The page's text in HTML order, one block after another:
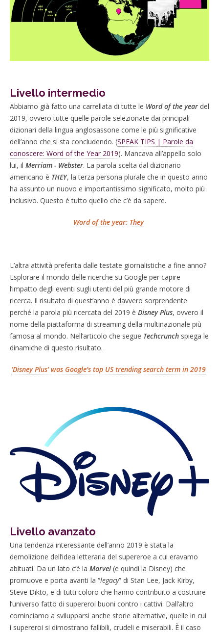
Livello intermedio
Abbiamo già fatto una carrellata di tutte le Word of the year del
2019, ovvero tutte quelle parole selezionate dai principali
dizionari della lingua anglosassone come le più significative
dell’anno che si sta concludendo. (SPEAK TIPS | Parole da
conoscere: Word of the Year 2019). Mancava all’appello solo
lui, il Merriam - Webster. La parola scelta dal dizionario
americano è THEY, la terza persona plurale che in questo anno
ha assunto un nuovo e importantissimo significato, molto più
inclusivo. Questo è tutto quello che c’è da sapere.
Word of the year: They
L’altra attività preferita dalle testate giornalistiche a fine anno?
Esplorare il mondo delle ricerche su Google per capire
l’impatto degli eventi sugli utenti del più grande motore di
ricerca. Il risultato di quest’anno è davvero sorprendente
perché la parola più ricercata del 2019 è Disney Plus, ovvero il
nome della piattaforma di streaming della multinazionale più
famosa al mondo. Nell’articolo che segue Techcrunch spiega le
dinamiche di questo risultato.
‘Disney Plus’ was Google’s top US trending search term in 2019
Livello avanzato
Una tendenza interessante dell’anno 2019 è stata la
demolizione dell’idea letteraria del supereroe a cui eravamo
abituati. Da un lato c’è la Marvel (e quindi la Disney) che
promuove e porta avanti la “legacy” di Stan Lee, Jack Kirby,
Steve Dikto, e di tutti coloro che hanno contribuito a costruire
l’universo fatto di supereroi buoni contro i cattivi. Dall’altro
cominciamo a svilupparsi anche storie alternative, quelle in cui
i supereroi si dimostrano fallibili, crudeli e miserabili. È il caso